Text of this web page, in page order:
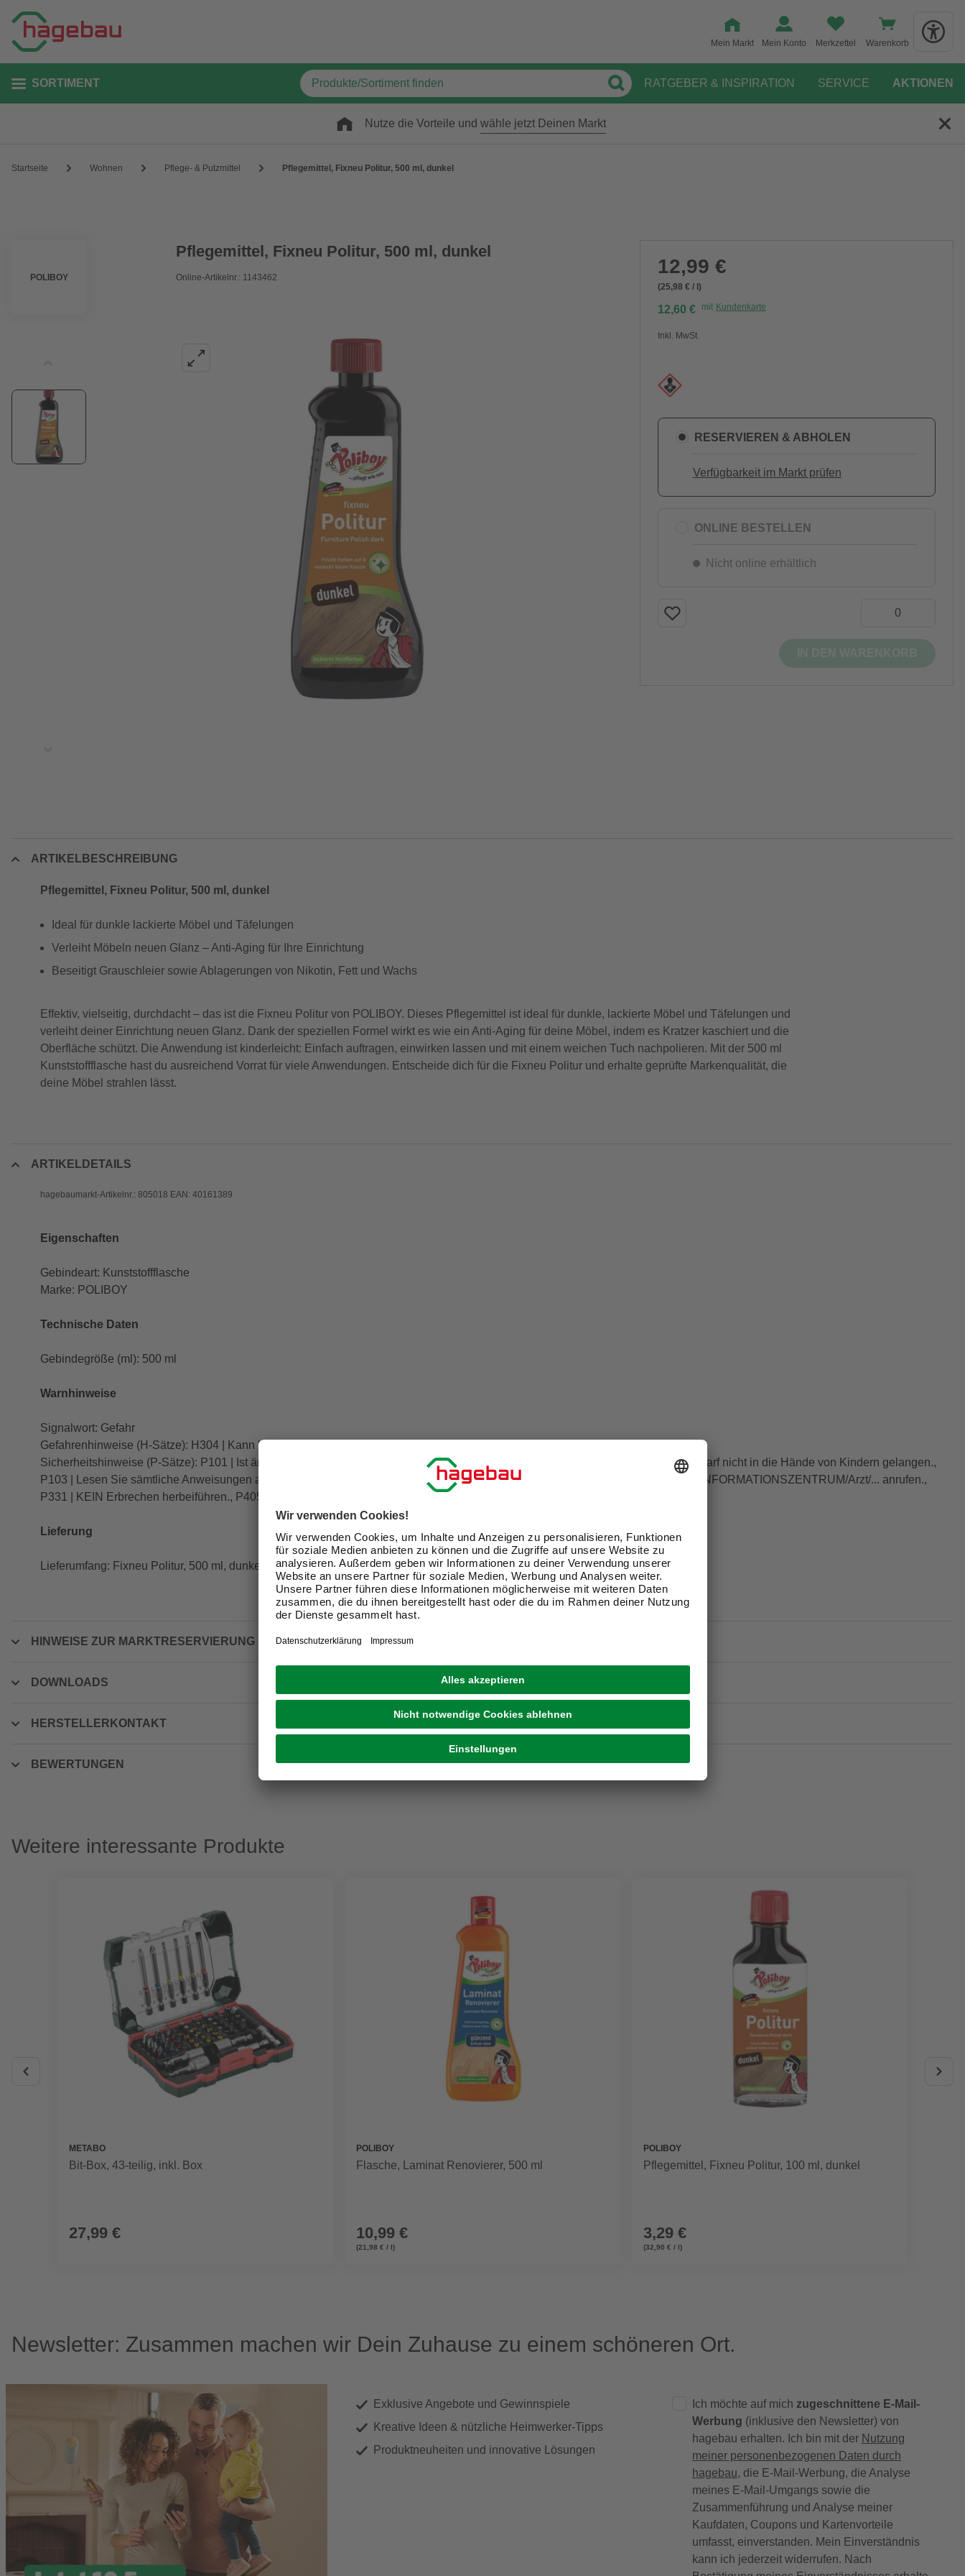
Mein Markt Mein Konto Merkzettel Warenkorb
SORTIMENT RATGEBER & INSPIRATION SERVICE AKTIONEN
Nutze die Vorteile und wähle jetzt Deinen Markt
Startseite Wohnen Pflege- & Putzmittel Pflegemittel, Fixneu Politur, 500 ml, dunkel
POLIBOY
Pflegemittel, Fixneu Politur, 500 ml, dunkel
Online-Artikelnr.: 1143462 12,99 €
(25,98 € / l)
12,60 € mit Kundenkarte
Inkl. MwSt.
RESERVIEREN & ABHOLEN
Verfügbarkeit im Markt prüfen
ONLINE BESTELLEN
Nicht online erhältlich
ARTIKELBESCHREIBUNG
Pflegemittel, Fixneu Politur, 500 ml, dunkel
Ideal für dunkle lackierte Möbel und Täfelungen
Verleiht Möbeln neuen Glanz – Anti-Aging für Ihre Einrichtung
Beseitigt Grauschleier sowie Ablagerungen von Nikotin, Fett und Wachs
Effektiv, vielseitig, durchdacht – das ist die Fixneu Politur von POLIBOY. Dieses Pflegemittel ist ideal für dunkle, lackierte Möbel und Täfelungen und
verleiht deiner Einrichtung neuen Glanz. Dank der speziellen Formel wirkt es wie ein Anti-Aging für deine Möbel, indem es Kratzer kaschiert und die
Oberfläche schützt. Die Anwendung ist kinderleicht: Einfach auftragen, einwirken lassen und mit einem weichen Tuch nachpolieren. Mit der 500 ml
Kunststoffflasche hast du ausreichend Vorrat für viele Anwendungen. Entscheide dich für die Fixneu Politur und erhalte geprüfte Markenqualität, die
deine Möbel strahlen lässt.
ARTIKELDETAILS
hagebaumarkt-Artikelnr.: 805018 EAN: 40161389
Eigenschaften
Gebindeart: Kunststoffflasche
Marke: POLIBOY
Technische Daten
Gebindegröße (ml): 500 ml
Warnhinweise
Signalwort: Gefahr
Gefahrenhinweise (H-Sätze): H304 | Kann bei Verschlucken und Eindringen in die Atemwege tödlich sein.
Sicherheitshinweise (P-Sätze): P101 | Ist ärztlicher Rat erforderlich, Verpackung oder Kennzeichnungsetikett bereithalten., P102 | Darf nicht in die Hände von Kindern gelangen.,
P103 | Lesen Sie sämtliche Anweisungen aufmerksam und befolgen Sie diese., P301+P310 | BEI VERSCHLUCKEN: Sofort GIFTINFORMATIONSZENTRUM/Arzt/... anrufen.,
P331 | KEIN Erbrechen herbeiführen., P405 | Unter Verschluss aufbewahren., P501 | Inhalt/Behälter ... zuführen.
Lieferung
Lieferumfang: Fixneu Politur, 500 ml, dunkel
HINWEISE ZUR MARKTRESERVIERUNG
DOWNLOADS
HERSTELLERKONTAKT
BEWERTUNGEN
Weitere interessante Produkte
METABO
Bit-Box, 43-teilig, inkl. Box
27,99 €
POLIBOY
Flasche, Laminat Renovierer, 500 ml
10,99 €
(21,98 € / l)
POLIBOY
Pflegemittel, Fixneu Politur, 100 ml, dunkel
3,29 €
(32,90 € / l)
Newsletter: Zusammen machen wir Dein Zuhause zu einem schöneren Ort.
Exklusive Angebote und Gewinnspiele
Kreative Ideen & nützliche Heimwerker-Tipps
Produktneuheiten und innovative Lösungen
Ich möchte auf mich zugeschnittene E-Mail-
Werbung (inklusive den Newsletter) von
hagebau erhalten. Ich bin mit der Nutzung
meiner personenbezogenen Daten durch
hagebau, die E-Mail-Werbung, die Analyse
meines E-Mail-Umgangs sowie die
Zusammenführung und Analyse meiner
Kaufdaten, Coupons und Kartenvorteile
umfasst, einverstanden. Mein Einverständnis
kann ich jederzeit widerrufen. Nach